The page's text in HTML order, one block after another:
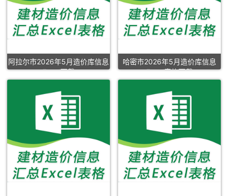
阿拉尔市2026年5月造价库信息
Excel下载
哈密市2026年5月造价库信息
Excel表格下载